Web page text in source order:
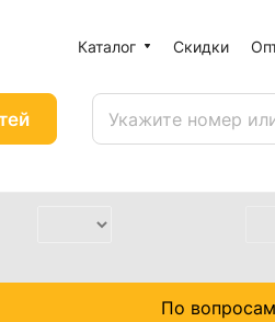
Каталог Скидки
По